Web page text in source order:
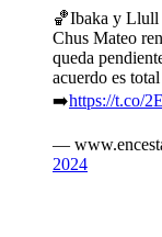
🏀Ibaka y Llull
Chus Mateo
queda
acuerdo es total
➡️https://t.co/
—
2024